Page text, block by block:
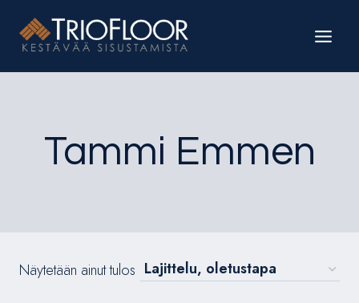
sisältöön
Tammi Emmen
Näytetään ainut tulos